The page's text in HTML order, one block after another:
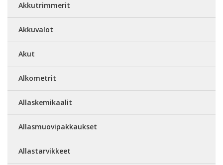
Akkutrimmerit
Akkuvalot
Akut
Alkometrit
Allaskemikaalit
Allasmuovipakkaukset
Allastarvikkeet